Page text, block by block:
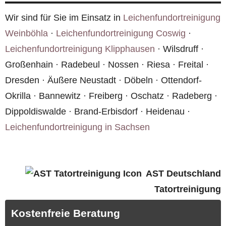
Wir sind für Sie im Einsatz in Leichenfundortreinigung
Weinböhla · Leichenfundortreinigung Coswig ·
Leichenfundortreinigung Klipphausen · Wilsdruff ·
Großenhain · Radebeul · Nossen · Riesa · Freital ·
Dresden · Äußere Neustadt · Döbeln · Ottendorf-
Okrilla · Bannewitz · Freiberg · Oschatz · Radeberg ·
Dippoldiswalde · Brand-Erbisdorf · Heidenau ·
Leichenfundortreinigung in Sachsen
AST Deutschland
Tatortreinigung
Kostenfreie Beratung